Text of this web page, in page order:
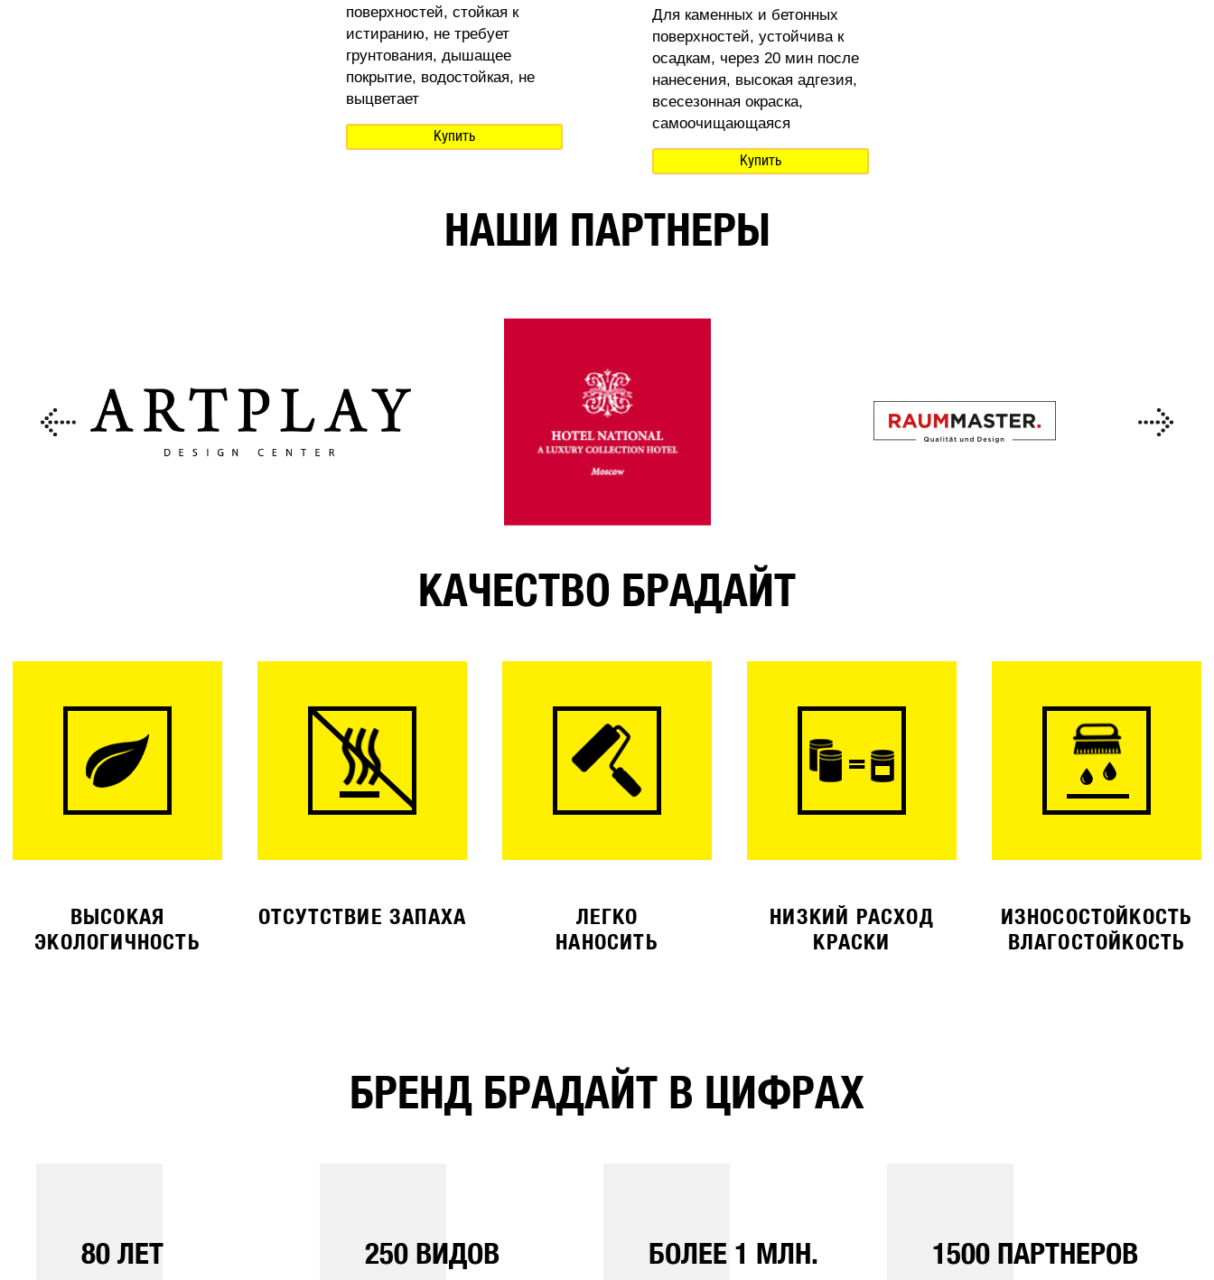
поверхностей, стойкая к
истиранию, не требует
грунтования, дышащее
покрытие, водостойкая, не
выцветает
Купить
Для каменных и бетонных
поверхностей, устойчива к
осадкам, через 20 мин после
нанесения, высокая адгезия,
всесезонная окраска,
самоочищающаяся
Купить
НАШИ ПАРТНЕРЫ
Previous
КАЧЕСТВО БРАДАЙТ
ВЫСОКАЯ
ЭКОЛОГИЧНОСТЬ
ОТСУТСТВИЕ ЗАПАХА
ЛЕГКО
НАНОСИТЬ
НИЗКИЙ РАСХОД
КРАСКИ
ИЗНОСОСТОЙКОСТЬ
ВЛАГОСТОЙКОСТЬ
БРЕНД БРАДАЙТ В ЦИФРАХ
80 ЛЕТ 250 ВИДОВ БОЛЕЕ 1 МЛН. 1500 ПАРТНЕРОВ